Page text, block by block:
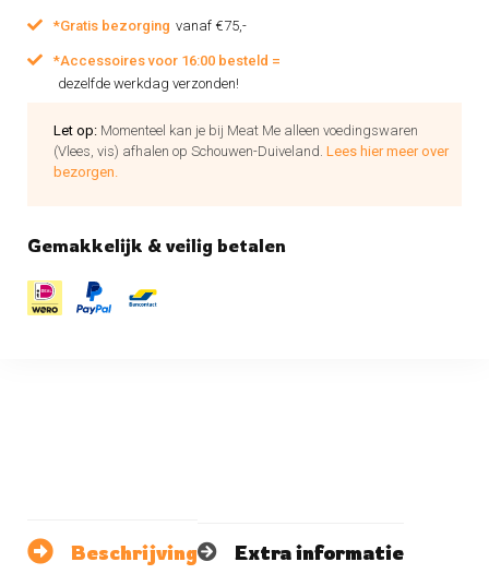
*Gratis bezorging vanaf €75,-
*Accessoires voor 16:00 besteld =
dezelfde werkdag verzonden!
Let op: Momenteel kan je bij Meat Me alleen voedingswaren
(Vlees, vis) afhalen op Schouwen-Duiveland. Lees hier meer over
bezorgen.
Gemakkelijk & veilig betalen
Beschrijving Extra informatie